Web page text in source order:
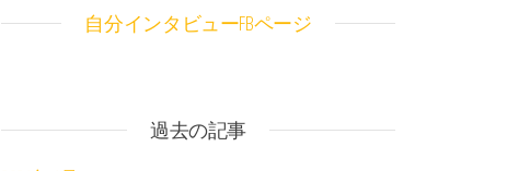
自分インタビューFBページ
過去の記事